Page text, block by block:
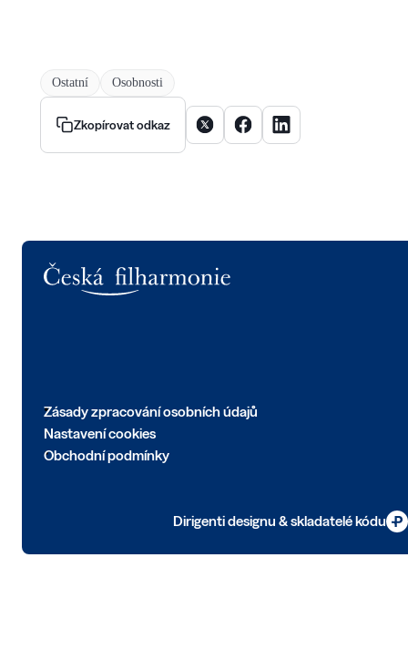
Ostatní Osobnosti
Zkopírovat odkaz Sdílet článek na X
Sdílet článek na Facebooku
Sdílet článek na
Zásady zpracování osobních údajů
Nastavení cookies
Obchodní podmínky
Dirigenti designu & skladatelé kódu